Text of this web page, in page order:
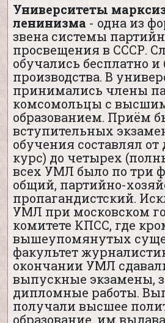
Университеты
ленинизма - одна из
звена системы
просвещения в СССР.
обучались бесплатно и
производства. В
принимались члены
комсомольцы с
образованием. Приём
вступительных
обучения составлял от
курс) до четырех
всех УМЛ было по три
общий, партийно-
пропагандистский.
УМЛ при московском
комитете КПСС, где
вышеупомянутых
факультет
окончании УМЛ
выпускные экзамены,
дипломные работы.
получали высшее
образование, им